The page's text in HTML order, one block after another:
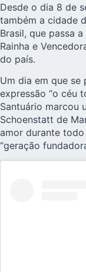
Desde o dia 8 de
também a cidade
Brasil, que passa
Rainha e
do país.
Um dia em que
expressão “o céu
Santuário marcou
Schoenstatt de
amor durante
“geração